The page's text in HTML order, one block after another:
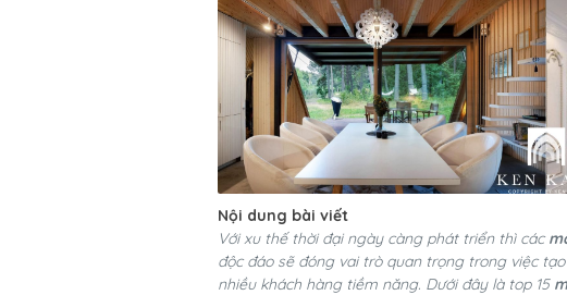
Nội dung bài viết
Với xu thế thời đại ngày càng phát triển thì các
độc đáo sẽ đóng vai trò quan trọng trong việc
nhiều khách hàng tiềm năng. Dưới đây là top 15